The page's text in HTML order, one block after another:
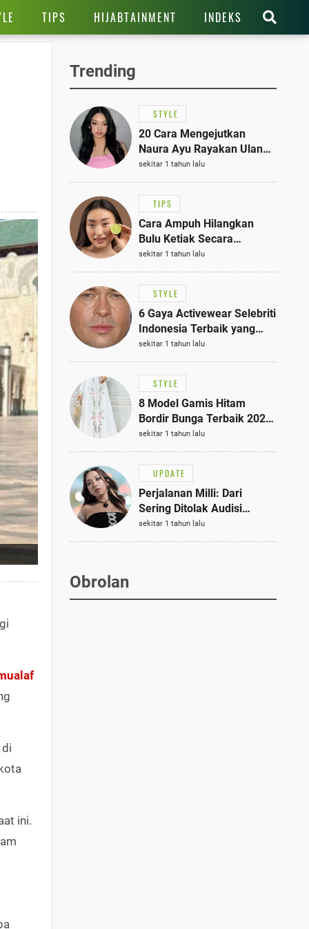
TIPS HIJABTAINMENT INDEKS
ini.
Trending
STYLE
20 Cara Mengejutkan
Naura Ayu Rayakan Ulang
Tahun di Panti Asuhan,
Terlihat Anggun dengan
Kaftan Cokelat
sekitar 1 tahun lalu
TIPS
Cara Ampuh Hilangkan
Bulu Ketiak Secara
Permanen dalam 5
Langkah Sederhana
sekitar 1 tahun lalu
STYLE
6 Gaya Activewear Selebriti
Indonesia Terbaik yang
Bisa Jadi Inspirasi
Fashionmu
sekitar 1 tahun lalu
STYLE
8 Model Gamis Hitam
Bordir Bunga Terbaik 2025,
Stylish untuk Hangout
hingga Acara Semi-Formal
sekitar 1 tahun lalu
UPDATE
Perjalanan Milli: Dari
Sering Ditolak Audisi
hingga Menjadi Rapper Top
10 Thailand
sekitar 1 tahun lalu
Obrolan